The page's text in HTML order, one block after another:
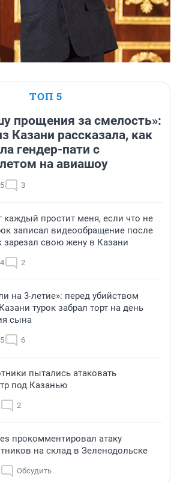
ТОП 5
прощения за смелость»:
Казани рассказала, как
гендер-пати с
на авиашоу
3
каждый простит меня, если что не
записал видеообращение после
зарезал свою жену в Казани
2
на 3-летие»: перед убийством
турок забрал торт на день
сына
6
пытались атаковать
под Казанью
2
прокомментировал атаку
на склад в Зеленодольске
Обсудить